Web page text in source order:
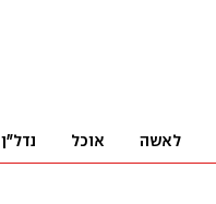
לאשה אוכל נדל"ן